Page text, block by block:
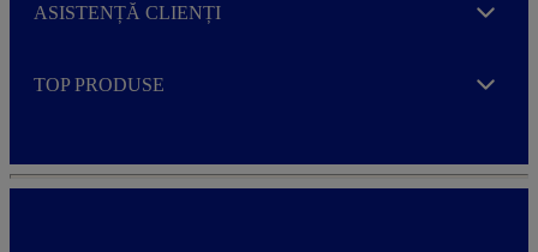
ASISTENȚĂ CLIENȚI Expand
TOP PRODUSE Expand